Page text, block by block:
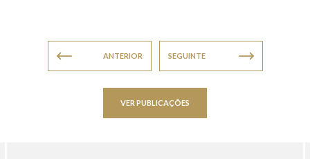
ANTERIOR SEGUINTE
VER PUBLICAÇÕES